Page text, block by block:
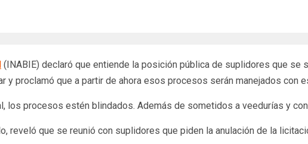
(INABIE) declaró que entiende la posición pública de suplidores que se
proclamó que a partir de ahora esos procesos serán manejados con
los procesos estén blindados. Además de sometidos a veedurías y
reveló que se reunió con suplidores que piden la anulación de la